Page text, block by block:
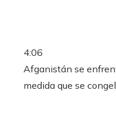
4:06
Afganistán se
medida que se